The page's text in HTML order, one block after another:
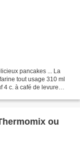
pancakes ... La
tout usage 310 ml
4 c. à café de levure
ou